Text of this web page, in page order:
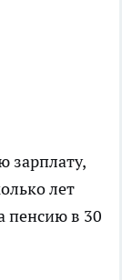
зарплату,
лет
пенсию в 30